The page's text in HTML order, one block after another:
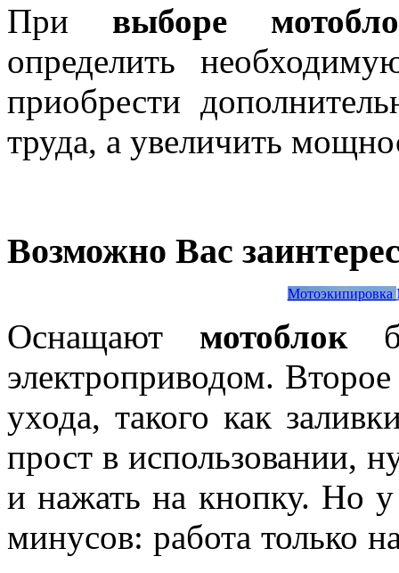
При выборе
определить
приобрести
труда, а увеличить
Возможно Вас
Мотоэкипировка
Оснащают мотоблок
электроприводом.
ухода, такого как
прост в использовании,
и нажать на кнопку. Но у
минусов: работа только